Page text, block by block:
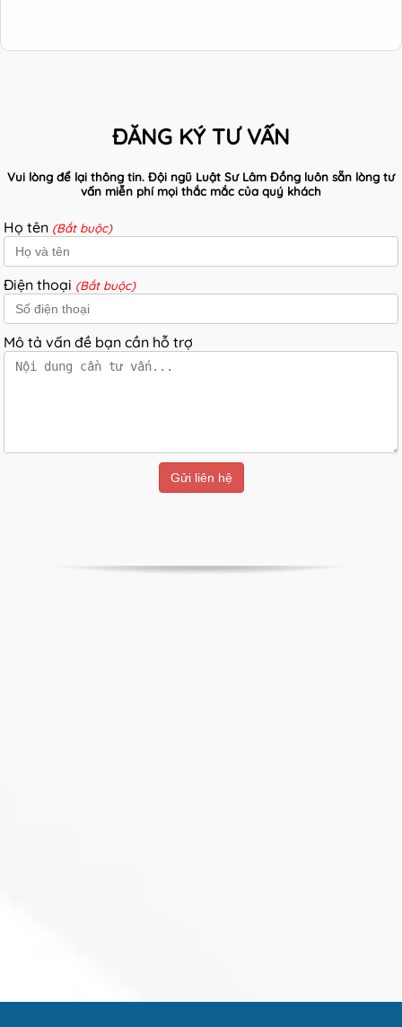
ĐĂNG KÝ TƯ VẤN
Vui lòng để lại thông tin. Đội ngũ Luật Sư Lâm Đồng luôn sẵn lòng tư
vấn miễn phí mọi thắc mắc của quý khách
Họ tên (Bắt buộc)
Điện thoại (Bắt buộc)
Mô tả vấn đề bạn cần hỗ trợ